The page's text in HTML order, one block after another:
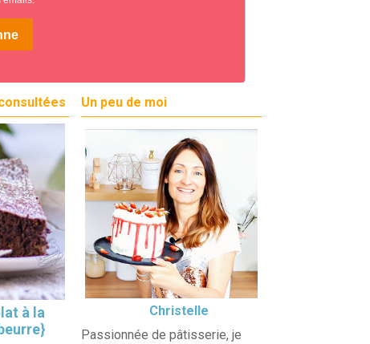
à la
Un peu de moi
Christelle
Passionnée de pâtisserie, je